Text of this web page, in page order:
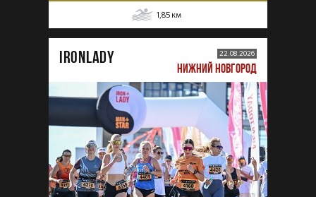
1,85 км
IRONLADY 22.08.2026
НИЖНИЙ НОВГОРОД